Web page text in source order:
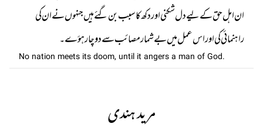
ان اہل حق کے لیے دل شکنی اور دکھ کا سبب بن گئے ہیں جنہوں نے ان کی
راہنمائی کی اور اس عمل میں بے شمار مصائب سے دو چار ہؤے۔
No nation meets its doom, until it angers a man of God.
مرید ہندی